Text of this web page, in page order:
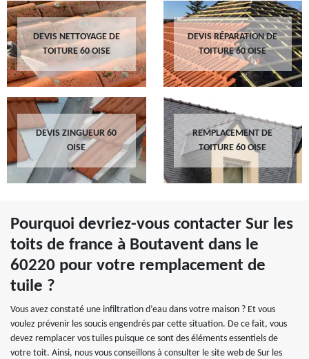
DEVIS NETTOYAGE DE
TOITURE 60 OISE
DEVIS RÉPARATION DE
TOITURE 60 OISE
DEVIS ZINGUEUR 60
OISE
REMPLACEMENT DE
TOITURE 60 OISE
Pourquoi devriez-vous contacter Sur les
toits de france à Boutavent dans le
60220 pour votre remplacement de
tuile ?
Vous avez constaté une infiltration d’eau dans votre maison ? Et vous
voulez prévenir les soucis engendrés par cette situation. De ce fait, vous
devez remplacer vos tuiles puisque ce sont des éléments essentiels de
votre toit. Ainsi, nous vous conseillons à consulter le site web de Sur les